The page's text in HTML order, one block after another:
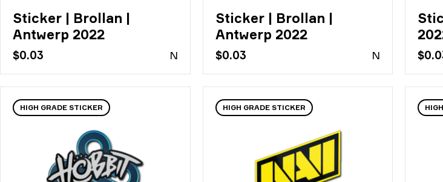
Sticker | Brollan |
Antwerp 2022
$0.03 N
Sticker | Brollan |
Antwerp 2022
$0.03 N
HIGH GRADE STICKER HIGH GRADE STICKER